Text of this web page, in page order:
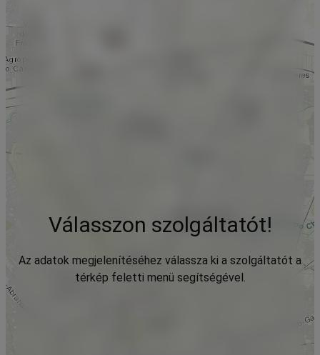
Válasszon szolgáltatót!
Az adatok megjelenítéséhez válassza ki a szolgáltatót a
térkép feletti menü segítségével.